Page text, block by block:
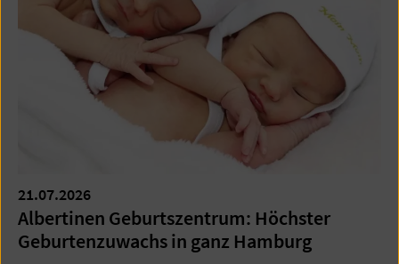
21.07.2026
Albertinen Geburtszentrum: Höchster
Geburtenzuwachs in ganz Hamburg